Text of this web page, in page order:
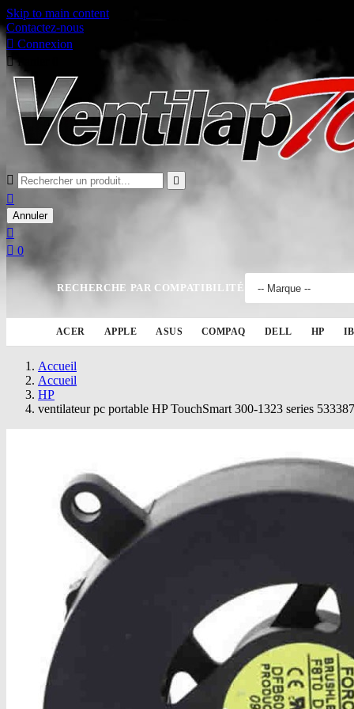
Skip to main content
Contactez-nous
 Connexion
 Panier
 

Annuler

 0
RECHERCHE PAR COMPATIBILITÉ
ACER APPLE ASUS COMPAQ DELL HP
Accueil
Accueil
HP
ventilateur pc portable HP TouchSmart 300-1323 series